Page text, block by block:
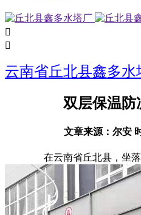


云南省丘北县鑫多水
双层保温防
文章来源：尔安
在云南省丘北县，坐